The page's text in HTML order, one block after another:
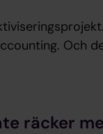
Och
räcker